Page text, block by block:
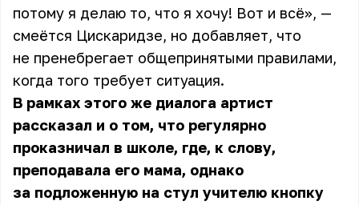
потому я делаю то, что я хочу! Вот и всё», —
смеётся Цискаридзе, но добавляет, что
не пренебрегает общепринятыми правилами,
когда того требует ситуация.
В рамках этого же диалога артист
рассказал и о том, что регулярно
проказничал в школе, где, к слову,
преподавала его мама, однако
за подложенную на стул учителю кнопку